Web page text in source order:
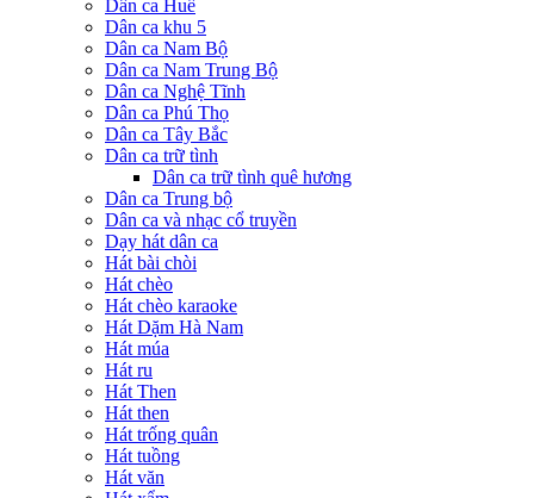
Dân ca Huế
Dân ca khu 5
Dân ca Nam Bộ
Dân ca Nam Trung Bộ
Dân ca Nghệ Tĩnh
Dân ca Phú Thọ
Dân ca Tây Bắc
Dân ca trữ tình
Dân ca trữ tình quê hương
Dân ca Trung bộ
Dân ca và nhạc cổ truyền
Dạy hát dân ca
Hát bài chòi
Hát chèo
Hát chèo karaoke
Hát Dặm Hà Nam
Hát múa
Hát ru
Hát Then
Hát then
Hát trống quân
Hát tuồng
Hát văn